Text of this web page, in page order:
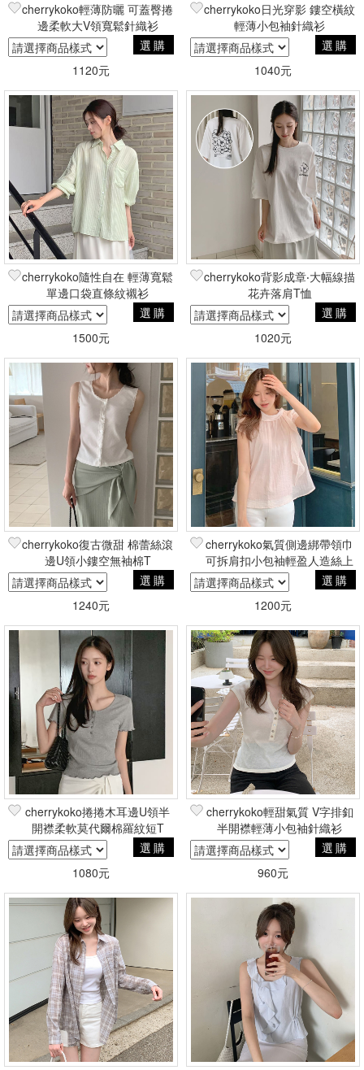
cherrykoko輕薄防曬 可蓋臀捲
邊柔軟大V領寬鬆針織衫
選購
1120元
cherrykoko日光穿影 鏤空橫紋
輕薄小包袖針織衫
選購
1040元
cherrykoko隨性自在 輕薄寬鬆
單邊口袋直條紋襯衫
選購
1500元
cherrykoko背影成章‧大幅線描
花卉落肩T恤
選購
1020元
cherrykoko復古微甜 棉蕾絲滾
邊U領小鏤空無袖棉T
選購
1240元
cherrykoko氣質側邊綁帶領巾
可拆肩扣小包袖輕盈人造絲上
衣
選購
1200元
cherrykoko捲捲木耳邊U領半
開襟柔軟莫代爾棉羅紋短T
選購
1080元
cherrykoko輕甜氣質 V字排釦
半開襟輕薄小包袖針織衫
選購
960元